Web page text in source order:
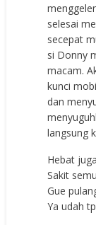
selesai
secepat
si Donny
macam.
kunci
dan
langsung
Hebat
Sakit
Gue
Ya udah